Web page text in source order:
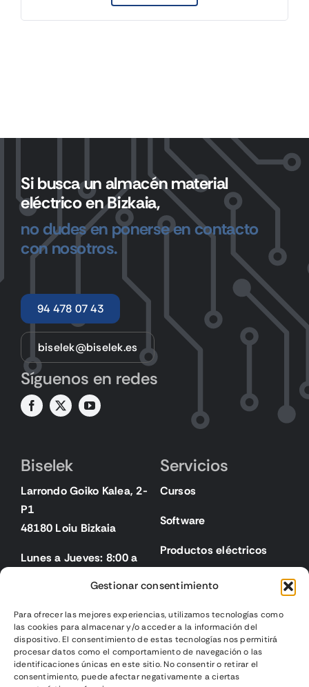
Gestionar consentimiento
Para ofrecer las mejores experiencias, utilizamos tecnologías como
las cookies para almacenar y/o acceder a la información del
dispositivo. El consentimiento de estas tecnologías nos permitirá
procesar datos como el comportamiento de navegación o las
identificaciones únicas en este sitio. No consentir o retirar el
consentimiento, puede afectar negativamente a ciertas
Si busca un almacén material
eléctrico en Bizkaia,
no dudes en ponerse en contacto
con nosotros.
94 478 07 43
biselek@biselek.es
Síguenos en redes
Biselek
Larrondo Goiko Kalea, 2-
P1
48180 Loiu Bizkaia
Lunes a Jueves: 8:00 a
Servicios
Cursos
Software
Productos eléctricos
Legal
Aviso legal